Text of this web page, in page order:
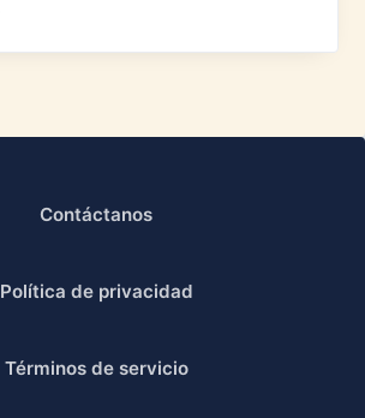
Contáctanos
Política de privacidad
Términos de servicio